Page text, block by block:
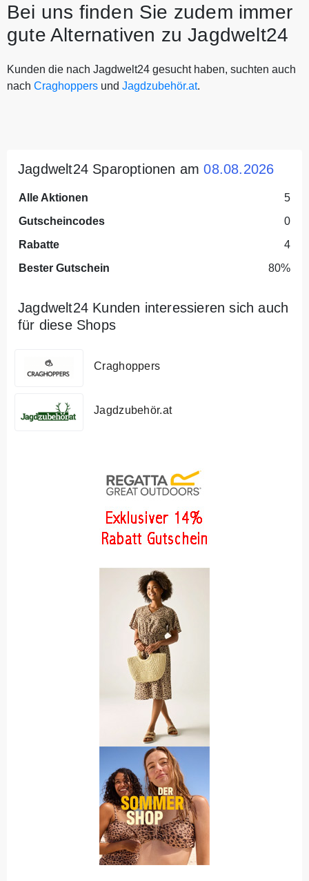
Bei uns finden Sie zudem immer
gute Alternativen zu Jagdwelt24
Kunden die nach Jagdwelt24 gesucht haben, suchten auch
nach Craghoppers und Jagdzubehör.at.
Jagdwelt24 Sparoptionen am08.08.2026
Alle Aktionen
5
Gutscheincodes
0
Rabatte
4
Bester Gutschein
80%
Jagdwelt24 Kunden interessieren sich auch
für diese Shops
Craghoppers
Jagdzubehör.at